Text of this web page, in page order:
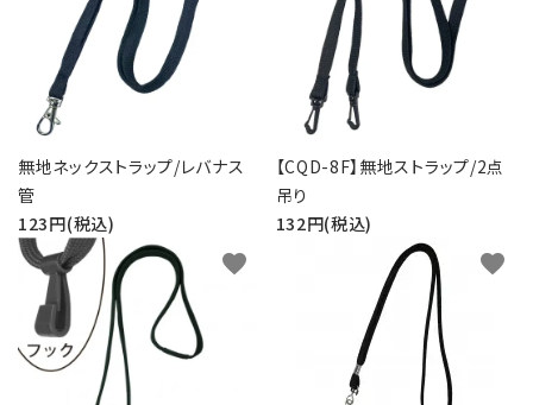
無地ネックストラップ/レバナス
管
123円(税込)
【CQD-8F】無地ストラップ/2点
吊り
132円(税込)
favorite favorite